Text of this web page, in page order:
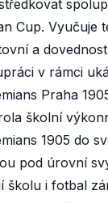
Cup. Vyučuje
a
v rámci
Praha
školní
1905 do
pod úrovní
školu i fotbal